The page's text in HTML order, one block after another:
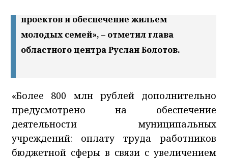
проектов и обеспечение жильем
молодых семей», – отметил глава
областного центра Руслан Болотов.
«Более 800 млн рублей дополнительно
предусмотрено на обеспечение
деятельности муниципальных
учреждений: оплату труда работников
бюджетной сферы в связи с увеличением